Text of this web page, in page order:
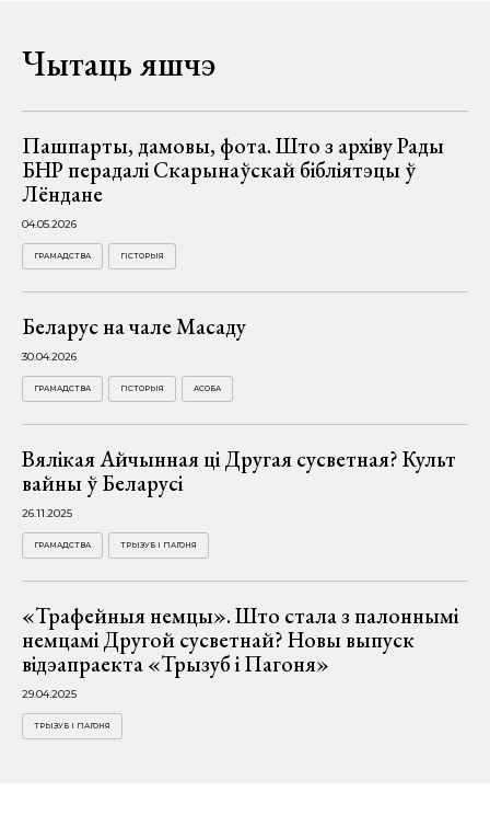
Чытаць яшчэ
Пашпарты, дамовы, фота. Што з архіву Рады
БНР перадалі Скарынаўскай бібліятэцы ў
Лёндане
04.05.2026
ГРАМАДСТВА ГІСТОРЫЯ
Беларус на чале Масаду
30.04.2026
ГРАМАДСТВА ГІСТОРЫЯ АСОБА
Вялікая Айчынная ці Другая сусветная? Культ
вайны ў Беларусі
26.11.2025
ГРАМАДСТВА ТРЫЗУБ І ПАГОНЯ
«Трафейныя немцы». Што стала з палоннымі
немцамі Другой сусветнай? Новы выпуск
відэапраекта «Трызуб і Пагоня»
29.04.2025
ТРЫЗУБ І ПАГОНЯ